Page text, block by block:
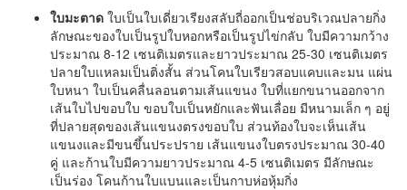
ใบมะตาด ใบเป็นใบเดี่ยวเรียงสลับถี่ออกเป็นช่อบริเวณปลายกิ่ง
ลักษณะของใบเป็นรูปใบหอกหรือเป็นรูปไข่กลับ ใบมีความกว้าง
ประมาณ 8-12 เซนติเมตรและยาวประมาณ 25-30 เซนติเมตร
ปลายใบแหลมเป็นติ่งสั้น ส่วนโคนใบเรียวสอบแคบและมน แผ่น
ใบหนา ใบเป็นคลื่นลอนตามเส้นแขนง ใบที่แยกขนานออกจาก
เส้นใบไปขอบใบ ขอบใบเป็นหยักและฟันเลื่อย มีหนามเล็ก ๆ อยู่
ที่ปลายสุดของเส้นแขนงตรงขอบใบ ส่วนท้องใบจะเห็นเส้น
แขนงและมีขนขึ้นประปราย เส้นแขนงใบตรงประมาณ 30-40
คู่ และก้านใบมีความยาวประมาณ 4-5 เซนติเมตร มีลักษณะ
เป็นร่อง โคนก้านใบแบนและเป็นกาบห่อหุ้มกิ่ง